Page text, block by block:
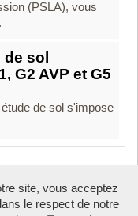
(PSLA), vous
sol
G2 AVP et G5
de sol s'impose
- 2026
site, vous acceptez
le respect de notre